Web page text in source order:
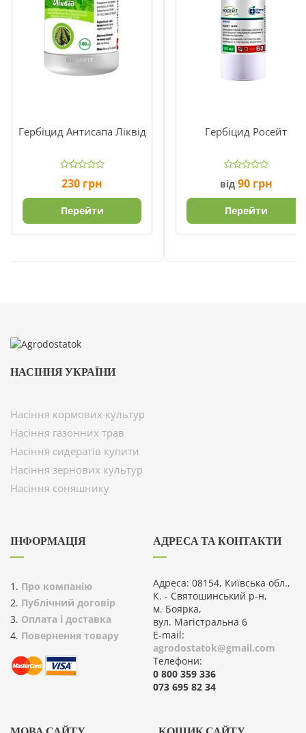
Гербіцид Антисапа Ліквід
230 грн
Перейти
Гербіцид Росейт
від 90 грн
Перейти
НАСІННЯ УКРАЇНИ
Насіння кормових культур
Насіння газонних трав
Насіння сидератів купити
Насіння зернових культур
Насіння соняшнику
ІНФОРМАЦІЯ
Про компанію
Публічний договір
Оплата і доставка
Повернення товару
АДРЕСА ТА КОНТАКТИ
Адреса: 08154, Київська обл.,
К. - Святошинський р-н,
м. Боярка,
вул. Магістральна 6
E-mail:
agrodostatok@gmail.com
Телефони:
0 800 359 336
073 695 82 34
МОВА САЙТУ КОШИК САЙТУ